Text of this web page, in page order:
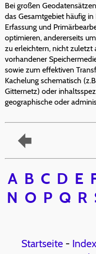
Bei großen
das Gesamtgebiet häufig
Erfassung und
optimieren, andererseits
zu erleichtern, nicht zuletzt
vorhandener
sowie zum effektiven
Kachelung schematisch
Gitternetz) oder
geographische oder
A B C D E
N O P Q R
Startseite- Index